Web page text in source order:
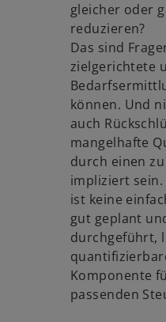
gleicher oder
reduzieren?
Das sind
zielgerichtete
können. Und
auch
mangelhafte
durch einen
impliziert
ist keine
gut geplant
durchgeführt,
Komponente
passenden